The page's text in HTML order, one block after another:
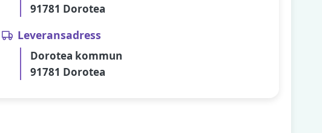
91781 Dorotea
Leveransadress
Dorotea kommun
91781 Dorotea